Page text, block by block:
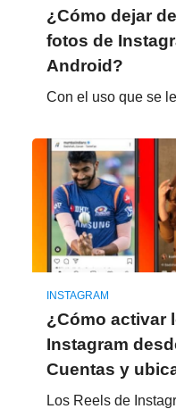
¿Cómo dejar
fotos de
Android?
Con el uso que se
INSTAGRAM
¿Cómo activar
Instagram
Cuentas y
Los Reels de